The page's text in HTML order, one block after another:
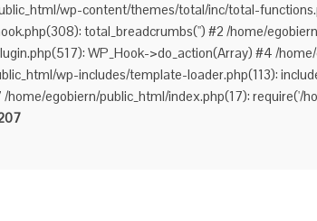
wp-content/themes/total/inc/total-
total_breadcrumbs('') #2 /home/
WP_Hook->do_action(Array) #4 /
wp-includes/template-loader.php(113):
home/egobiern/public_html/index.php(17): require('/